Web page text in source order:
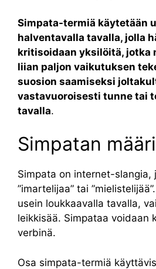
Simpata-termiä käytetään
halventavalla tavalla, jolla
kritisoidaan yksilöitä, jotka
liian paljon vaikutuksen
suosion saamiseksi
vastavuoroisesti tunne tai
tavalla.
Simpatan
Simpata on internet-slangia,
”imartelijaa” tai
usein loukkaavalla tavalla,
leikkisää. Simpataa voidaan
verbinä.
Osa simpata-termiä